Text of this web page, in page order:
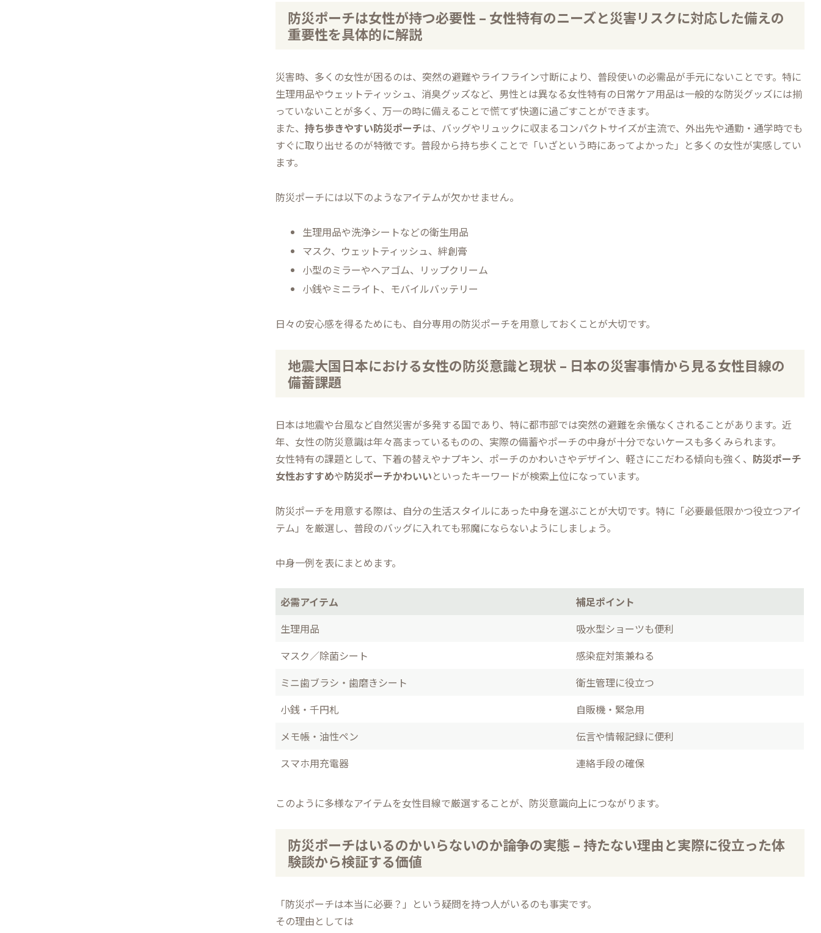
防災ポーチは女性が持つ必要性 – 女性特有のニーズと災害リスクに対応した備えの
重要性を具体的に解説
災害時、多くの女性が困るのは、突然の避難やライフライン寸断により、普段使いの必需品が手元にないことです。特に
生理用品やウェットティッシュ、消臭グッズなど、男性とは異なる女性特有の日常ケア用品は一般的な防災グッズには揃
っていないことが多く、万一の時に備えることで慌てず快適に過ごすことができます。
また、持ち歩きやすい防災ポーチは、バッグやリュックに収まるコンパクトサイズが主流で、外出先や通勤・通学時でも
すぐに取り出せるのが特徴です。普段から持ち歩くことで「いざという時にあってよかった」と多くの女性が実感してい
ます。
防災ポーチには以下のようなアイテムが欠かせません。
生理用品や洗浄シートなどの衛生用品
マスク、ウェットティッシュ、絆創膏
小型のミラーやヘアゴム、リップクリーム
小銭やミニライト、モバイルバッテリー
日々の安心感を得るためにも、自分専用の防災ポーチを用意しておくことが大切です。
地震大国日本における女性の防災意識と現状 – 日本の災害事情から見る女性目線の
備蓄課題
日本は地震や台風など自然災害が多発する国であり、特に都市部では突然の避難を余儀なくされることがあります。近
年、女性の防災意識は年々高まっているものの、実際の備蓄やポーチの中身が十分でないケースも多くみられます。
女性特有の課題として、下着の替えやナプキン、ポーチのかわいさやデザイン、軽さにこだわる傾向も強く、 防災ポーチ
女性おすすめや防災ポーチかわいいといったキーワードが検索上位になっています。
防災ポーチを用意する際は、自分の生活スタイルにあった中身を選ぶことが大切です。特に「必要最低限かつ役立つアイ
テム」を厳選し、普段のバッグに入れても邪魔にならないようにしましょう。
中身一例を表にまとめます。
必需アイテム
補足ポイント
生理用品
吸水型ショーツも便利
マスク／除菌シート
感染症対策兼ねる
ミニ歯ブラシ・歯磨きシート
衛生管理に役立つ
小銭・千円札
自販機・緊急用
メモ帳・油性ペン
伝言や情報記録に便利
スマホ用充電器
連絡手段の確保
このように多様なアイテムを女性目線で厳選することが、防災意識向上につながります。
防災ポーチはいるのかいらないのか論争の実態 – 持たない理由と実際に役立った体
験談から検証する価値
「防災ポーチは本当に必要？」という疑問を持つ人がいるのも事実です。
その理由としては